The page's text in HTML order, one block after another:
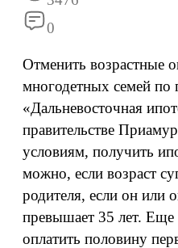
0
Отменить возрастные
многодетных семей по
«Дальневосточная
правительстве
условиям, получить
можно, если возраст
родителя, если он или
превышает 35 лет.
оплатить половину